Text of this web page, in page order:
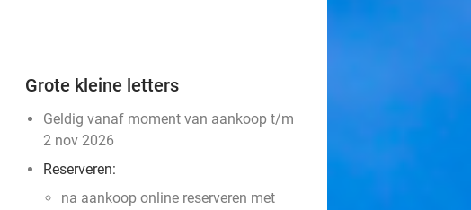
Grote kleine letters
Geldig vanaf moment van aankoop t/m
2 nov 2026
Reserveren:
na aankoop online reserveren met